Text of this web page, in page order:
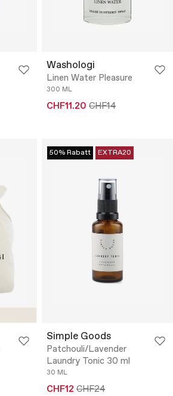
Washologi
Linen Water Pleasure
300 ML
CHF11.20 CHF14
50% Rabatt EXTRA20
Simple Goods
Patchouli/Lavender
Laundry Tonic 30 ml
30 ML
CHF12 CHF24